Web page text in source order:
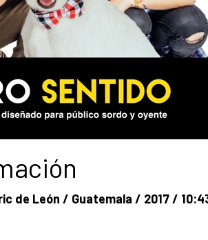
de León / Guatemala / 2017 /